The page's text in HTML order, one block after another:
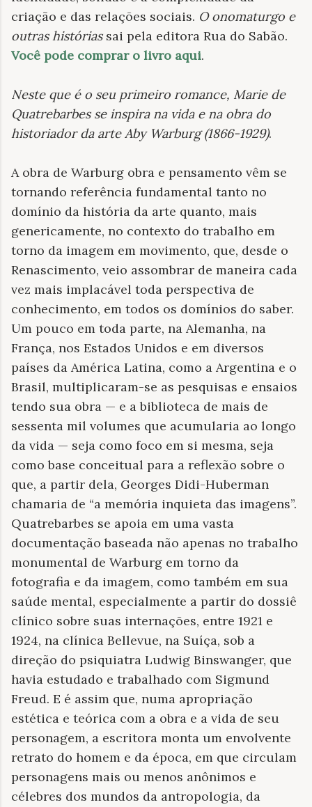
criação e das relações sociais. O onomaturgo e
outras históriassai pela editora Rua do Sabão.
Você pode comprar o livro aqui.
Neste que é o seu primeiro romance, Marie de
Quatrebarbes se inspira na vida e na obra do
historiador da arte Aby Warburg (1866-1929).
A obra de Warburg obra e pensamento vêm se
tornando referência fundamental tanto no
domínio da história da arte quanto, mais
genericamente, no contexto do trabalho em
torno da imagem em movimento, que, desde o
Renascimento, veio assombrar de maneira cada
vez mais implacável toda perspectiva de
conhecimento, em todos os domínios do saber.
Um pouco em toda parte, na Alemanha, na
França, nos Estados Unidos e em diversos
países da América Latina, como a Argentina e o
Brasil, multiplicaram-se as pesquisas e ensaios
tendo sua obra — e a biblioteca de mais de
sessenta mil volumes que acumularia ao longo
da vida — seja como foco em si mesma, seja
como base conceitual para a reflexão sobre o
que, a partir dela, Georges Didi-Huberman
chamaria de “a memória inquieta das imagens”.
Quatrebarbes se apoia em uma vasta
documentação baseada não apenas no trabalho
monumental de Warburg em torno da
fotografia e da imagem, como também em sua
saúde mental, especialmente a partir do dossiê
clínico sobre suas internações, entre 1921 e
1924, na clínica Bellevue, na Suíça, sob a
direção do psiquiatra Ludwig Binswanger, que
havia estudado e trabalhado com Sigmund
Freud. E é assim que, numa apropriação
estética e teórica com a obra e a vida de seu
personagem, a escritora monta um envolvente
retrato do homem e da época, em que circulam
personagens mais ou menos anônimos e
célebres dos mundos da antropologia, da